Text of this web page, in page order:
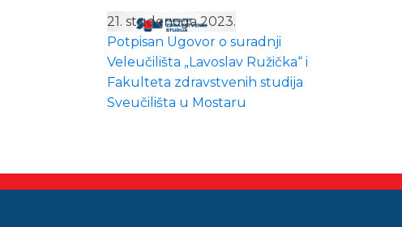
21. studenoga 2023.
Potpisan Ugovor o suradnji
Veleučilišta „Lavoslav Ružička“ i
Fakulteta zdravstvenih studija
Sveučilišta u Mostaru